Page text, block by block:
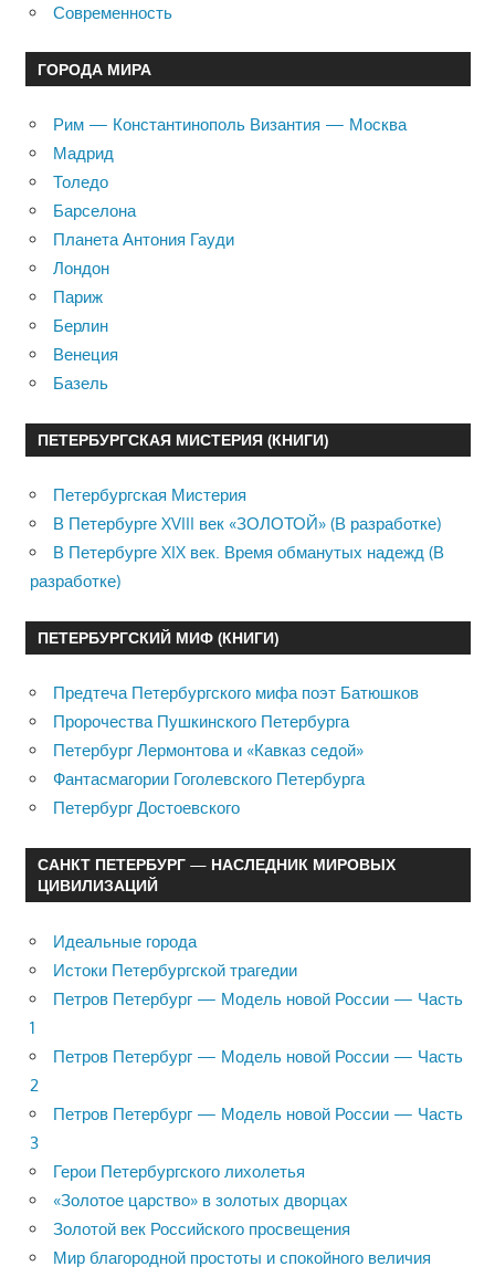
Современность
ГОРОДА МИРА
Рим — Константинополь Византия — Москва
Мадрид
Толедо
Барселона
Планета Антония Гауди
Лондон
Париж
Берлин
Венеция
Базель
ПЕТЕРБУРГСКАЯ МИСТЕРИЯ (КНИГИ)
Петербургская Мистерия
В Петербурге XVIII век «ЗОЛОТОЙ» (В разработке)
В Петербурге XIX век. Время обманутых надежд (В
разработке)
ПЕТЕРБУРГСКИЙ МИФ (КНИГИ)
Предтеча Петербургского мифа поэт Батюшков
Пророчества Пушкинского Петербурга
Петербург Лермонтова и «Кавказ седой»
Фантасмагории Гоголевского Петербурга
Петербург Достоевского
САНКТ ПЕТЕРБУРГ — НАСЛЕДНИК МИРОВЫХ
ЦИВИЛИЗАЦИЙ
Идеальные города
Истоки Петербургской трагедии
Петров Петербург — Модель новой России — Часть
1
Петров Петербург — Модель новой России — Часть
2
Петров Петербург — Модель новой России — Часть
3
Герои Петербургского лихолетья
«Золотое царство» в золотых дворцах
Золотой век Российского просвещения
Мир благородной простоты и спокойного величия